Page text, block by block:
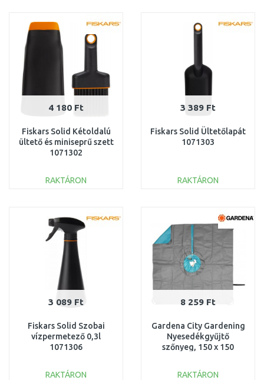
Összehasonlítás Összehasonlítás
4 180 Ft
Fiskars Solid Kétoldalú
ültető és miniseprű szett
1071302
RAKTÁRON
Összehasonlítás
3 389 Ft
Fiskars Solid Ültetőlapát
1071303
RAKTÁRON
Összehasonlítás
3 089 Ft
Fiskars Solid Szobai
vízpermetező 0,3l
1071306
RAKTÁRON
8 259 Ft
Gardena City Gardening
Nyesedékgyűjtő
szőnyeg, 150 x 150
RAKTÁRON